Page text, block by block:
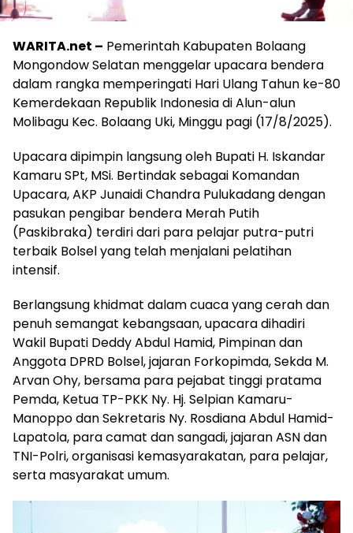
WARITA.net – Pemerintah Kabupaten Bolaang
Mongondow Selatan menggelar upacara bendera
dalam rangka memperingati Hari Ulang Tahun ke-80
Kemerdekaan Republik Indonesia di Alun-alun
Molibagu Kec. Bolaang Uki, Minggu pagi (17/8/2025).
Upacara dipimpin langsung oleh Bupati H. Iskandar
Kamaru SPt, MSi. Bertindak sebagai Komandan
Upacara, AKP Junaidi Chandra Pulukadang dengan
pasukan pengibar bendera Merah Putih
(Paskibraka) terdiri dari para pelajar putra-putri
terbaik Bolsel yang telah menjalani pelatihan
intensif.
Berlangsung khidmat dalam cuaca yang cerah dan
penuh semangat kebangsaan, upacara dihadiri
Wakil Bupati Deddy Abdul Hamid, Pimpinan dan
Anggota DPRD Bolsel, jajaran Forkopimda, Sekda M.
Arvan Ohy, bersama para pejabat tinggi pratama
Pemda, Ketua TP-PKK Ny. Hj. Selpian Kamaru-
Manoppo dan Sekretaris Ny. Rosdiana Abdul Hamid-
Lapatola, para camat dan sangadi, jajaran ASN dan
TNI-Polri, organisasi kemasyarakatan, para pelajar,
serta masyarakat umum.